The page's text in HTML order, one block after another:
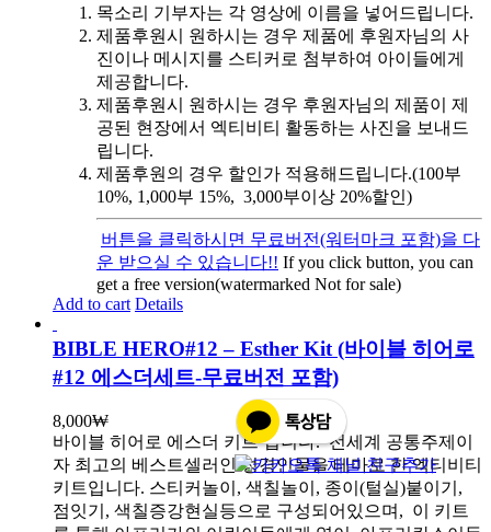
목소리 기부자는 각 영상에 이름을 넣어드립니다.
제품후원시 원하시는 경우 제품에 후원자님의 사
진이나 메시지를 스티커로 첨부하여 아이들에게
제공합니다.
제품후원시 원하시는 경우 후원자님의 제품이 제
공된 현장에서 엑티비티 활동하는 사진을 보내드
립니다.
제품후원의 경우 할인가 적용해드립니다.(100부
10%, 1,000부 15%, 3,000부이상 20%할인)
버튼을 클릭하시면 무료버전(워터마크 포함)을 다
운 받으실 수 있습니다!! If you click button, you can
get a free version(watermarked Not for sale)
Add to cart Details
BIBLE HERO#12 – Esther Kit (바이블 히어로
#12 에스더세트-무료버전 포함)
8,000₩
바이블 히어로 에스더 키트 입니다.전세계 공통주제이
자 최고의 베스트셀러인 성경인물을 테마로 한 엑티비티
키트입니다. 스티커놀이, 색칠놀이, 종이(털실)붙이기,
점잇기, 색칠증강현실등으로 구성되어있으며, 이 키트